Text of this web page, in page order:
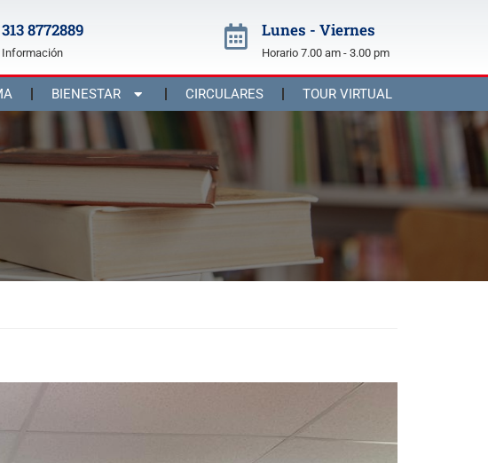
313 8772889
Información
Lunes - Viernes
Horario 7.00 am - 3.00 pm
BIENESTAR CIRCULARES TOUR VIRTUAL